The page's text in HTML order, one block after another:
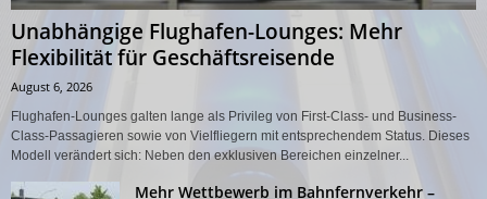
Unabhängige Flughafen-Lounges: Mehr
Flexibilität für Geschäftsreisende
August 6, 2026
Flughafen-Lounges galten lange als Privileg von First-Class- und Business-
Class-Passagieren sowie von Vielfliegern mit entsprechendem Status. Dieses
Modell verändert sich: Neben den exklusiven Bereichen einzelner...
Mehr Wettbewerb im Bahnfernverkehr –